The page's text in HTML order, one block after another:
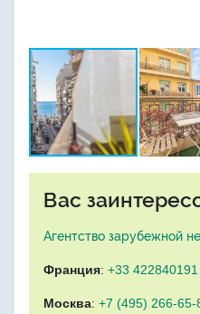
Вас
Агентство зарубежной
Франция: +33 422840191
Москва: +7 (495) 266-65-